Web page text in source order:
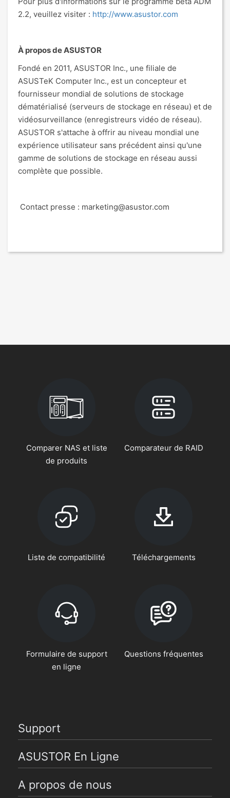
2.2, veuillez visiter : http://www.asustor.com
À propos de ASUSTOR
Fondé en 2011, ASUSTOR Inc., une filiale de
ASUSTeK Computer Inc., est un concepteur et
fournisseur mondial de solutions de stockage
dématérialisé (serveurs de stockage en réseau) et de
vidéosurveillance (enregistreurs vidéo de réseau).
ASUSTOR s'attache à offrir au niveau mondial une
expérience utilisateur sans précédent ainsi qu'une
gamme de solutions de stockage en réseau aussi
complète que possible.
Contact presse : marketing@asustor.com
Comparer NAS et liste
de produits
Comparateur de RAID
Liste de compatibilité Téléchargements
Formulaire de support
en ligne
Questions fréquentes
Support
ASUSTOR En Ligne
A propos de nous